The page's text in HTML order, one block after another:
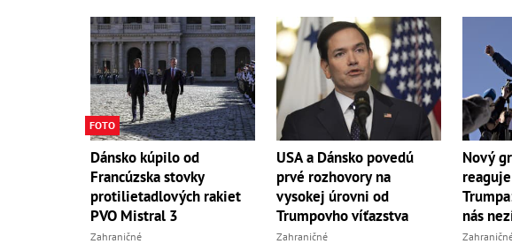
FOTO
Dánsko kúpilo od
Francúzska stovky
protilietadlových rakiet
PVO Mistral 3
Zahraničné
USA a Dánsko povedú
prvé rozhovory na
vysokej úrovni od
Trumpovho víťazstva
Zahraničné
Nový
nás